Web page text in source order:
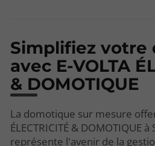
Simplifiez votre
avec E-VOLTA
& DOMOTIQUE
La domotique sur mesure
ÉLECTRICITÉ & DOMOTIQUE
représente l'avenir de la